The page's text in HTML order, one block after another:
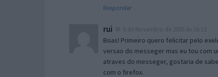
Responder
rui
Boas! Primeiro quero felicitar pelo
versao do messeger mas eu tou com
atraves do messeger, gostaria de
com o firefox.